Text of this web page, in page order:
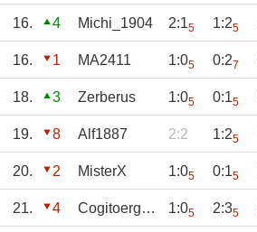
16. 4 Michi_1904 2:15 1:25
16. 1 MA2411 1:05 0:27
18. 3 Zerberus 1:05 0:15
19. 8 Alf1887 2:2 1:25
20. 2 MisterX 1:05 0:15
21. 4 Cogitoergosum 1:05 2:35